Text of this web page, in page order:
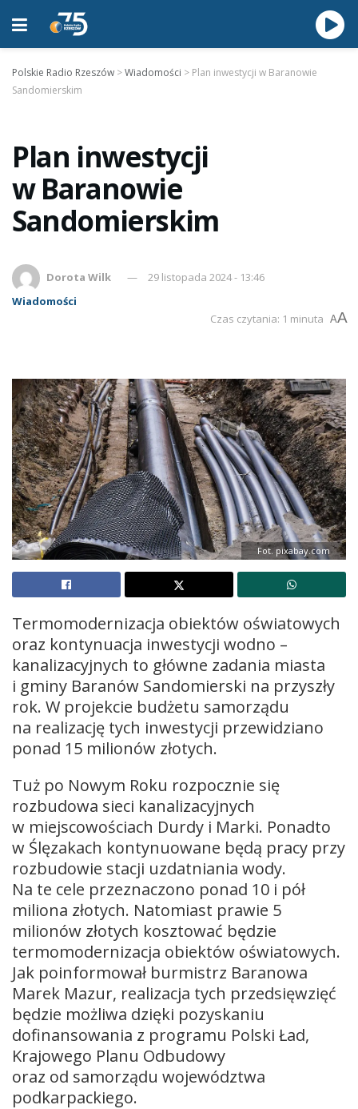
Polskie Radio Rzeszów >Wiadomości > Plan inwestycji w Baranowie
Sandomierskim
Plan inwestycji
w Baranowie
Sandomierskim
Dorota Wilk
29 listopada 2024 - 13:46
Wiadomości
Czas czytania: 1 minuta AA
Fot. pixabay.com
Termomodernizacja obiektów oświatowych
oraz kontynuacja inwestycji wodno –
kanalizacyjnych to główne zadania miasta
i gminy Baranów Sandomierski na przyszły
rok. W projekcie budżetu samorządu
na realizację tych inwestycji przewidziano
ponad 15 milionów złotych.
Tuż po Nowym Roku rozpocznie się
rozbudowa sieci kanalizacyjnych
w miejscowościach Durdy i Marki. Ponadto
w Ślęzakach kontynuowane będą pracy przy
rozbudowie stacji uzdatniania wody.
Na te cele przeznaczono ponad 10 i pół
miliona złotych. Natomiast prawie 5
milionów złotych kosztować będzie
termomodernizacja obiektów oświatowych.
Jak poinformował burmistrz Baranowa
Marek Mazur, realizacja tych przedsięwzięć
będzie możliwa dzięki pozyskaniu
dofinansowania z programu Polski Ład,
Krajowego Planu Odbudowy
oraz od samorządu województwa
podkarpackiego.